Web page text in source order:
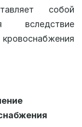
собой
вследствие